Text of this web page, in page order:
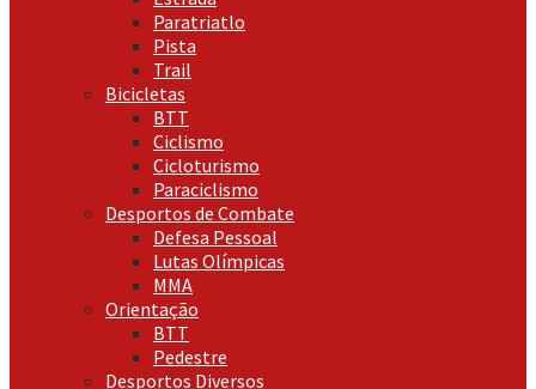
Paratriatlo
Pista
Trail
Bicicletas
BTT
Ciclismo
Cicloturismo
Paraciclismo
Desportos de Combate
Defesa Pessoal
Lutas Olímpicas
MMA
Orientação
BTT
Pedestre
Desportos Diversos